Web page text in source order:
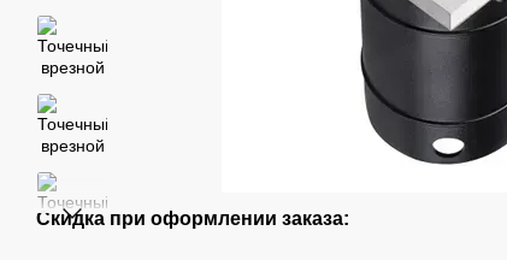
Скидка при оформлении заказа: